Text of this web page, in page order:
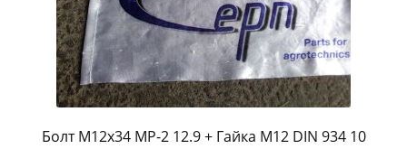
Болт M12x34 MP-2 12.9 + Гайка M12 DIN 934 10